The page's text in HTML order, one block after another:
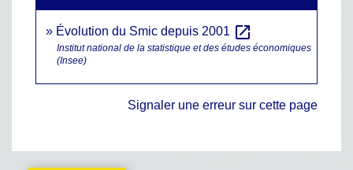
Évolution du Smic depuis 2001 open_in_new
Institut national de la statistique et des études économiques
(Insee)
Signaler une erreur sur cette page